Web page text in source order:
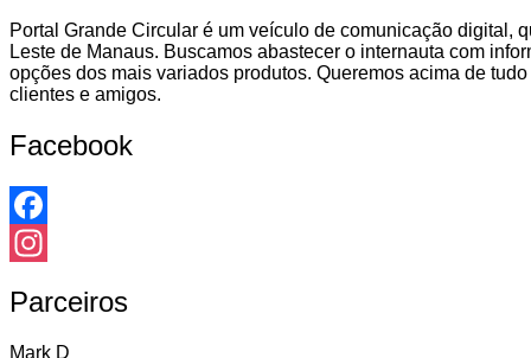
Portal Grande Circular é um veículo de comunicação digital,
Leste de Manaus. Buscamos abastecer o internauta com
opções dos mais variados produtos. Queremos acima de
clientes e amigos.
Facebook
Facebook
Parceiros
Mark D